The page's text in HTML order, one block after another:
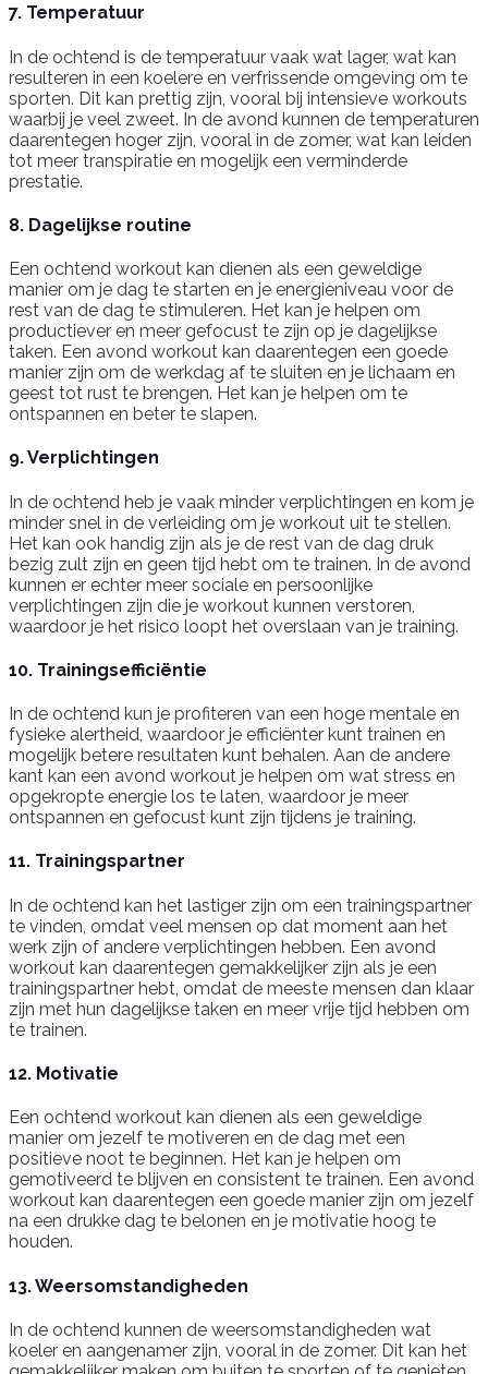
7. Temperatuur
In de ochtend is de temperatuur vaak wat lager, wat kan
resulteren in een koelere en verfrissende omgeving om te
sporten. Dit kan prettig zijn, vooral bij intensieve workouts
waarbij je veel zweet. In de avond kunnen de temperaturen
daarentegen hoger zijn, vooral in de zomer, wat kan leiden
tot meer transpiratie en mogelijk een verminderde
prestatie.
8. Dagelijkse routine
Een ochtend workout kan dienen als een geweldige
manier om je dag te starten en je energieniveau voor de
rest van de dag te stimuleren. Het kan je helpen om
productiever en meer gefocust te zijn op je dagelijkse
taken. Een avond workout kan daarentegen een goede
manier zijn om de werkdag af te sluiten en je lichaam en
geest tot rust te brengen. Het kan je helpen om te
ontspannen en beter te slapen.
9. Verplichtingen
In de ochtend heb je vaak minder verplichtingen en kom je
minder snel in de verleiding om je workout uit te stellen.
Het kan ook handig zijn als je de rest van de dag druk
bezig zult zijn en geen tijd hebt om te trainen. In de avond
kunnen er echter meer sociale en persoonlijke
verplichtingen zijn die je workout kunnen verstoren,
waardoor je het risico loopt het overslaan van je training.
10. Trainingsefficiëntie
In de ochtend kun je profiteren van een hoge mentale en
fysieke alertheid, waardoor je efficiënter kunt trainen en
mogelijk betere resultaten kunt behalen. Aan de andere
kant kan een avond workout je helpen om wat stress en
opgekropte energie los te laten, waardoor je meer
ontspannen en gefocust kunt zijn tijdens je training.
11. Trainingspartner
In de ochtend kan het lastiger zijn om een trainingspartner
te vinden, omdat veel mensen op dat moment aan het
werk zijn of andere verplichtingen hebben. Een avond
workout kan daarentegen gemakkelijker zijn als je een
trainingspartner hebt, omdat de meeste mensen dan klaar
zijn met hun dagelijkse taken en meer vrije tijd hebben om
te trainen.
12. Motivatie
Een ochtend workout kan dienen als een geweldige
manier om jezelf te motiveren en de dag met een
positieve noot te beginnen. Het kan je helpen om
gemotiveerd te blijven en consistent te trainen. Een avond
workout kan daarentegen een goede manier zijn om jezelf
na een drukke dag te belonen en je motivatie hoog te
houden.
13. Weersomstandigheden
In de ochtend kunnen de weersomstandigheden wat
koeler en aangenamer zijn, vooral in de zomer. Dit kan het